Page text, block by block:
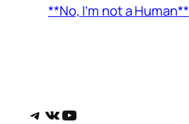
**No, I’m not a Human**
Telegram
ВКонтакте
YouTube